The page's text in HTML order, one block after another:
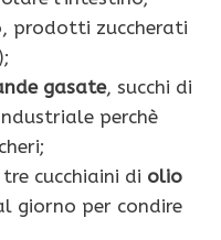
prodotti zuccherati
gasate, succhi di
perchè
cucchiaini di olio
giorno per condire